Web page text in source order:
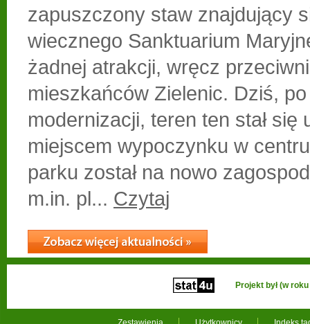
zapuszczony staw znajdujący
wiecznego Sanktuarium
żadnej atrakcji, wręcz
mieszkańców Zielenic. Dziś,
modernizacji, teren ten stał się
miejscem wypoczynku w
parku został na nowo
m.in. pl... Czytaj
Projekt był (w